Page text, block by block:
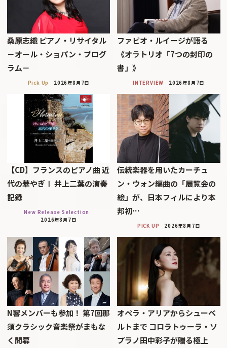
桑原志織 ピアノ・リサイタル
－オール・ショパン・プログ
ラム－
Pick Up 2026年8月7日
ファビオ・ルイージが語る
《オラトリオ「7つの封印の
書」》
INTERVIEW 2026年8月7日
【CD】フランスのピアノ曲 近
代の華やぎⅠ 井上二葉の演奏
記録
New Release Selection
2026年8月7日
伝統楽器を用いたカーチュ
ン・ウォン編曲の「展覧会の
絵」が、日本フィルにより本
邦初…
PICK UP 2026年8月7日
N響メンバーも参加！ 第7回那
須クラシック音楽祭がまもな
く開幕
オペラ・アリアからシューベ
ルトまで コロラトゥーラ・ソ
プラノ田中彩子が贈る極上